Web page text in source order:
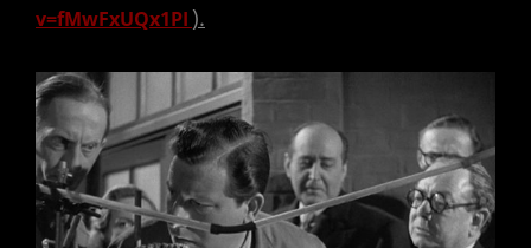
v=fMwFxUQx1PI ).